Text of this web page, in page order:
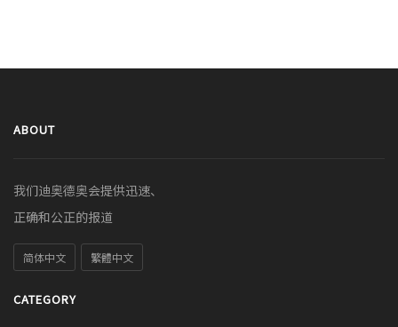
ABOUT
我们迪奥德奥会提供迅速、
正确和公正的报道
简体中文 繁體中文
CATEGORY